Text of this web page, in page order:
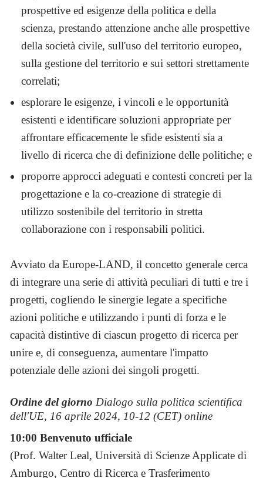
prospettive ed esigenze della politica e della
scienza, prestando attenzione anche alle prospettive
della società civile, sull'uso del territorio europeo,
sulla gestione del territorio e sui settori strettamente
correlati;
esplorare le esigenze, i vincoli e le opportunità
esistenti e identificare soluzioni appropriate per
affrontare efficacemente le sfide esistenti sia a
livello di ricerca che di definizione delle politiche; e
proporre approcci adeguati e contesti concreti per la
progettazione e la co-creazione di strategie di
utilizzo sostenibile del territorio in stretta
collaborazione con i responsabili politici.
Avviato da Europe-LAND, il concetto generale cerca
di integrare una serie di attività peculiari di tutti e tre i
progetti, cogliendo le sinergie legate a specifiche
azioni politiche e utilizzando i punti di forza e le
capacità distintive di ciascun progetto di ricerca per
unire e, di conseguenza, aumentare l'impatto
potenziale delle azioni dei singoli progetti.
Ordine del giorno Dialogo sulla politica scientifica
dell'UE, 16 aprile 2024, 10-12 (CET) online
10:00 Benvenuto ufficiale
(Prof. Walter Leal, Università di Scienze Applicate di
Amburgo, Centro di Ricerca e Trasferimento